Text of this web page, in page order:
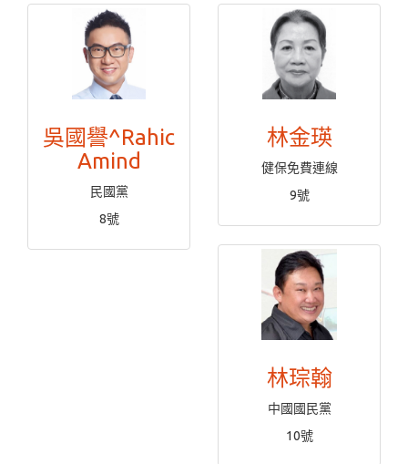
吳國譽^Rahic
Amind
民國黨
8號
林金瑛
健保免費連線
9號
林琮翰
中國國民黨
10號